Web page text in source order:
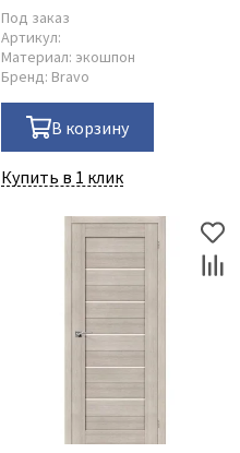
Под заказ
Артикул:
Материал: экошпон
Бренд: Bravo
В корзину
Купить в 1 клик